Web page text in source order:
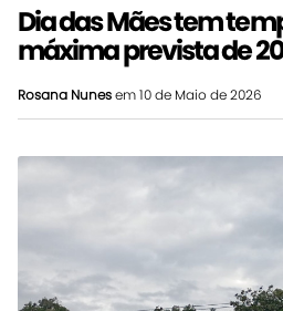
Dia das Mães tem
máxima prevista de
Rosana Nunesem 10 de Maio de 2026